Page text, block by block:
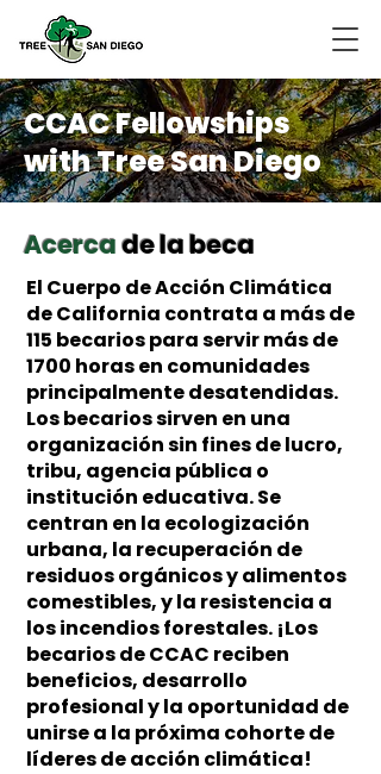
CCAC Fellowships
with Tree San Diego
Acercade la beca
El Cuerpo de Acción Climática
de California contrata a más de
115 becarios para servir más de
1700 horas en comunidades
principalmente desatendidas.
Los becarios sirven en una
organización sin fines de lucro,
tribu, agencia pública o
institución educativa. Se
centran en la ecologización
urbana, la recuperación de
residuos orgánicos y alimentos
comestibles, y la resistencia a
los incendios forestales. ¡Los
becarios de CCAC reciben
beneficios, desarrollo
profesional y la oportunidad de
unirse a la próxima cohorte de
líderes de acción climática!